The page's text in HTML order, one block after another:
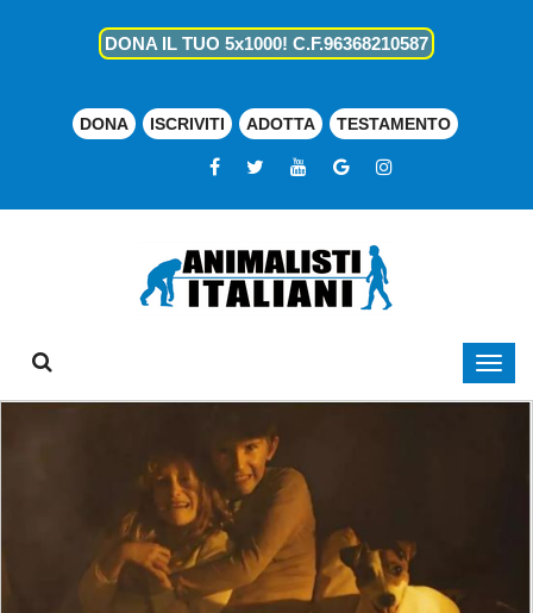
DONA IL TUO 5x1000! C.F.96368210587
DONA ISCRIVITI ADOTTA TESTAMENTO